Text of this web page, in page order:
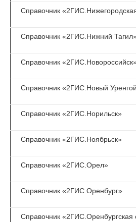
Справочник
Справочник «2ГИС.Нижний
Справочник
Справочник «2ГИС.Новый
Справочник «2ГИС.Норильск»
Справочник «2ГИС.Ноябрьск»
Справочник «2ГИС.Орел»
Справочник «2ГИС.Оренбург»
Справочник «2ГИС.Оренбургская